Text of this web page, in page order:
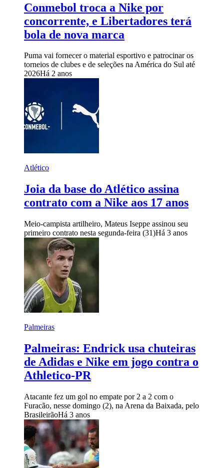
Conmebol troca a Nike por
concorrente, e Libertadores terá
bola de nova marca
Puma vai fornecer o material esportivo e patrocinar os
torneios de clubes e de seleções na América do Sul até
2026Há 2 anos
Atlético
Joia da base do Atlético assina
contrato com a Nike aos 17 anos
Meio-campista artilheiro, Mateus Iseppe assinou seu
primeiro contrato nesta segunda-feira (31)Há 3 anos
Palmeiras
Palmeiras: Endrick usa chuteiras
de Adidas e Nike em jogo contra o
Athletico-PR
Atacante fez um gol no empate por 2 a 2 com o
Furacão, nesse domingo (2), na Arena da Baixada, pelo
BrasileirãoHá 3 anos